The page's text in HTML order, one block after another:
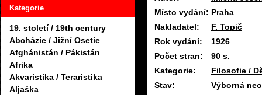
Kategorie
19. století / 19th century
Abcházie / Jižní Osetie
Afghánistán / Pákistán
Afrika
Akvaristika / Teraristika
Aljaška
Místo vydání: Praha
Nakladatel:
F. Topič
Rok vydání:
1926
Počet stran:
90 s.
Kategorie:
Filosofie /
Stav:
Výborná